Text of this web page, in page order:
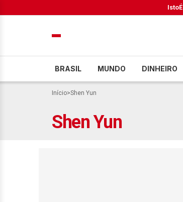
IstoÉ
BRASIL MUNDO DINHEIRO
Início>Shen Yun
Shen Yun